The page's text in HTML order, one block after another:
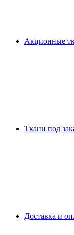
Акционные
Ткани под
Доставка и